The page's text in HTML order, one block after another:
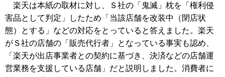
楽天は本紙の取材に対し、Ｓ社の「鬼滅」枕を「権利侵
害品として判定」したため「当該店舗を改装中（閉店状
態）とする」などの対応をとっていると答えました。楽天
がＳ社の店舗の「販売代行者」となっている事実も認め、
「楽天が出店事業者との契約に基づき、決済などの店舗運
営業務を支援している店舗」だと説明しました。消費者に